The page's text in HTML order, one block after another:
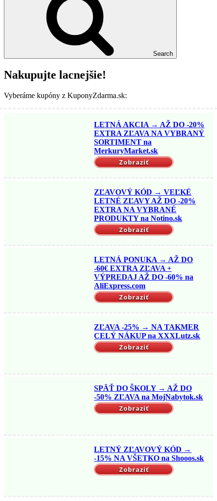
Search
Nakupujte lacnejšie!
Vyberáme kupóny z KuponyZdarma.sk:
LETNÁ AKCIA → AŽ DO -20%
EXTRA ZĽAVA NA VYBRANÝ
SORTIMENT na
MerkuryMarket.sk
Zobraziť
ZĽAVOVÝ KÓD → VEĽKÉ
LETNÉ ZĽAVY AŽ DO -20%
EXTRA NA VYBRANÉ
PRODUKTY na Notino.sk
Zobraziť
LETNÁ PONUKA → AŽ DO
-60€ EXTRA ZĽAVA +
VÝPREDAJ AŽ DO -60% na
AliExpress.com
Zobraziť
ZĽAVA -25% → NA TAKMER
CELÝ NÁKUP na XXXLutz.sk
Zobraziť
SPÄŤ DO ŠKOLY → AŽ DO
-50% ZĽAVA na MojNabytok.sk
Zobraziť
LETNÝ ZĽAVOVÝ KÓD →
-15% NA VŠETKO na Shooos.sk
Zobraziť